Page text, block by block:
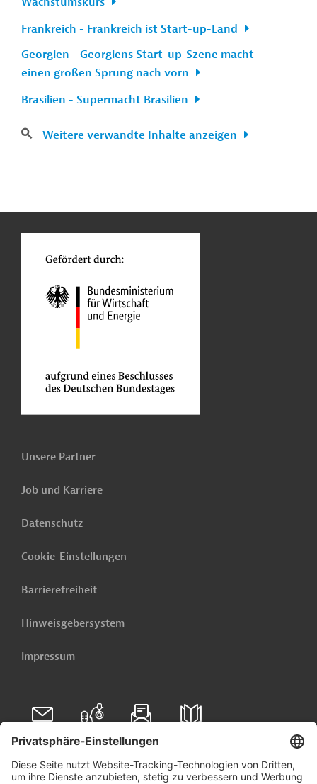
Frankreich - Frankreich ist Start-up-Land
Georgien - Georgiens Start-up-Szene macht
einen großen Sprung nach vorn
Brasilien - Supermacht Brasilien
Weitere verwandte Inhalte anzeigen
Unsere Partner
Job und Karriere
Datenschutz
Cookie-Einstellungen
Barrierefreiheit
Hinweisgebersystem
Impressum
Folgen Sie uns auf